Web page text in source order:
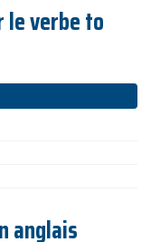
verbe to
anglais